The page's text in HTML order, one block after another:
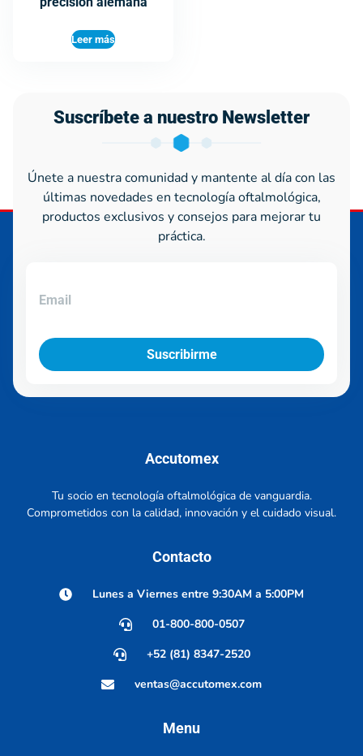
Leer más
Suscríbete a nuestro Newsletter
Únete a nuestra comunidad y mantente al día con las
últimas novedades en tecnología oftalmológica,
productos exclusivos y consejos para mejorar tu
práctica.
Suscribirme
Accutomex
Tu socio en tecnología oftalmológica de vanguardia.
Comprometidos con la calidad, innovación y el cuidado visual.
Contacto
Lunes a Viernes entre 9:30AM a 5:00PM
01-800-800-0507
+52 (81) 8347-2520
ventas@accutomex.com
Menu